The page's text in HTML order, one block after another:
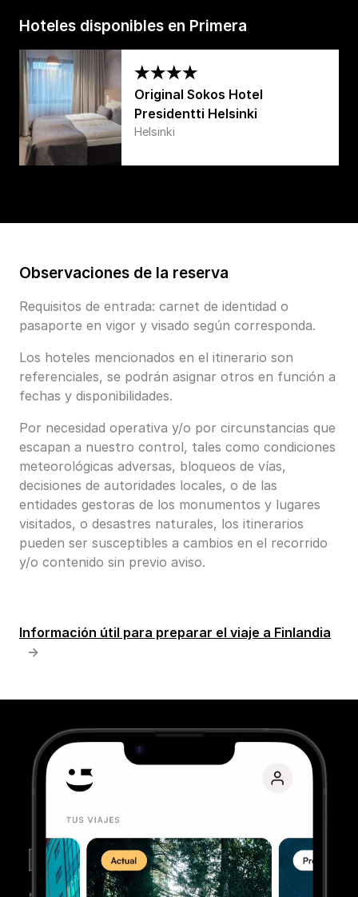
Hoteles disponibles en Primera
Original Sokos Hotel
Presidentti Helsinki
Helsinki
Observaciones de la reserva
Requisitos de entrada: carnet de identidad o
pasaporte en vigor y visado según corresponda.
Los hoteles mencionados en el itinerario son
referenciales, se podrán asignar otros en función a
fechas y disponibilidades.
Por necesidad operativa y/o por circunstancias que
escapan a nuestro control, tales como condiciones
meteorológicas adversas, bloqueos de vías,
decisiones de autoridades locales, o de las
entidades gestoras de los monumentos y lugares
visitados, o desastres naturales, los itinerarios
pueden ser susceptibles a cambios en el recorrido
y/o contenido sin previo aviso.
Información útil para preparar el viaje a Finlandia